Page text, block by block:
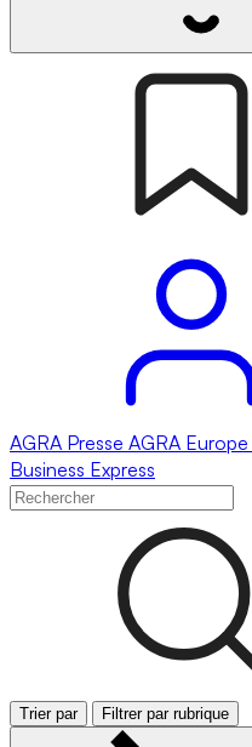
AGRA Presse AGRA Europe
Business Express
Trier par Filtrer par rubrique